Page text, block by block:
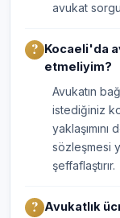
avukat
Kocaeli'da
etmeliyim?
Avukatın
istediğiniz
sözleşmesi
şeffaflaştırır.
Avukatlık